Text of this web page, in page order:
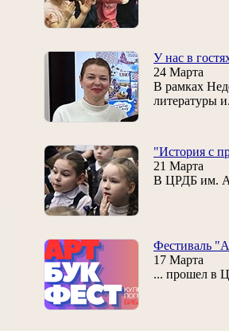
У нас в
24 Марта
В рамках
литературы
"История с
21 Марта
В ЦРДБ им. А.
Фестиваль
17 Марта
... прошел в